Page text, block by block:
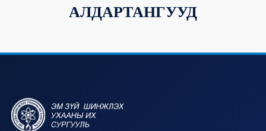
АЛДАРТАНГУУД